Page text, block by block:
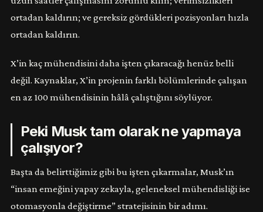
ortadan kaldırın; ve gereksiz gördükleri pozisyonları hızla
ortadan kaldırın.
X’in kaç mühendisini daha işten çıkaracağı henüz belli
değil. Kaynaklar, X’in projenin farklı bölümlerinde çalışan
en az 100 mühendisinin hâlâ çalıştığını söylüyor.
Peki Musk tam olarak ne yapmaya
çalışıyor?
Başta da belirttiğimiz gibi bu işten çıkarmalar, Musk’ın
“insan emeğini yapay zekayla, geleneksel mühendisliği ise
otomasyonla değiştirme” stratejisinin bir adımı.